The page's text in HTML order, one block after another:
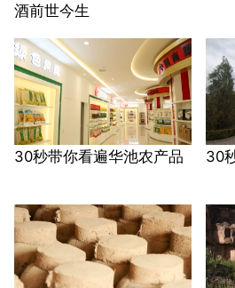
酒前世今生
30秒带你看遍华池农产品 30